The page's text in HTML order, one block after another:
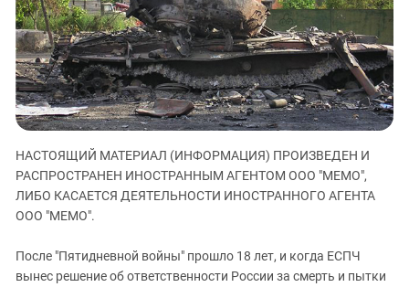
ЗАСТАВЛЯЕТ
КАВКАЗ ЗА ПАЛЕСТИНУ
ИНАКОМЫСЛИЕ В ЧЕЧНЕ
ПРЕСЛЕДОВАНИЕ АКТИВИСТОВ
МОБИЛИЗАЦИЯ И ПРОТЕСТЫ
Дагестан
Ингушетия
Кабардино-Балкария
Калмыкия
Карачаево-Черкесия
Краснодарский край
Российская Федерация
Северная Осетия - Алания
НАСТОЯЩИЙ МАТЕРИАЛ (ИНФОРМАЦИЯ) ПРОИЗВЕДЕН И
РАСПРОСТРАНЕН ИНОСТРАННЫМ АГЕНТОМ ООО "МЕМО",
ЛИБО КАСАЕТСЯ ДЕЯТЕЛЬНОСТИ ИНОСТРАННОГО АГЕНТА
ООО "МЕМО".
После "Пятидневной войны" прошло 18 лет, и когда ЕСПЧ
вынес решение об ответственности России за смерть и пытки